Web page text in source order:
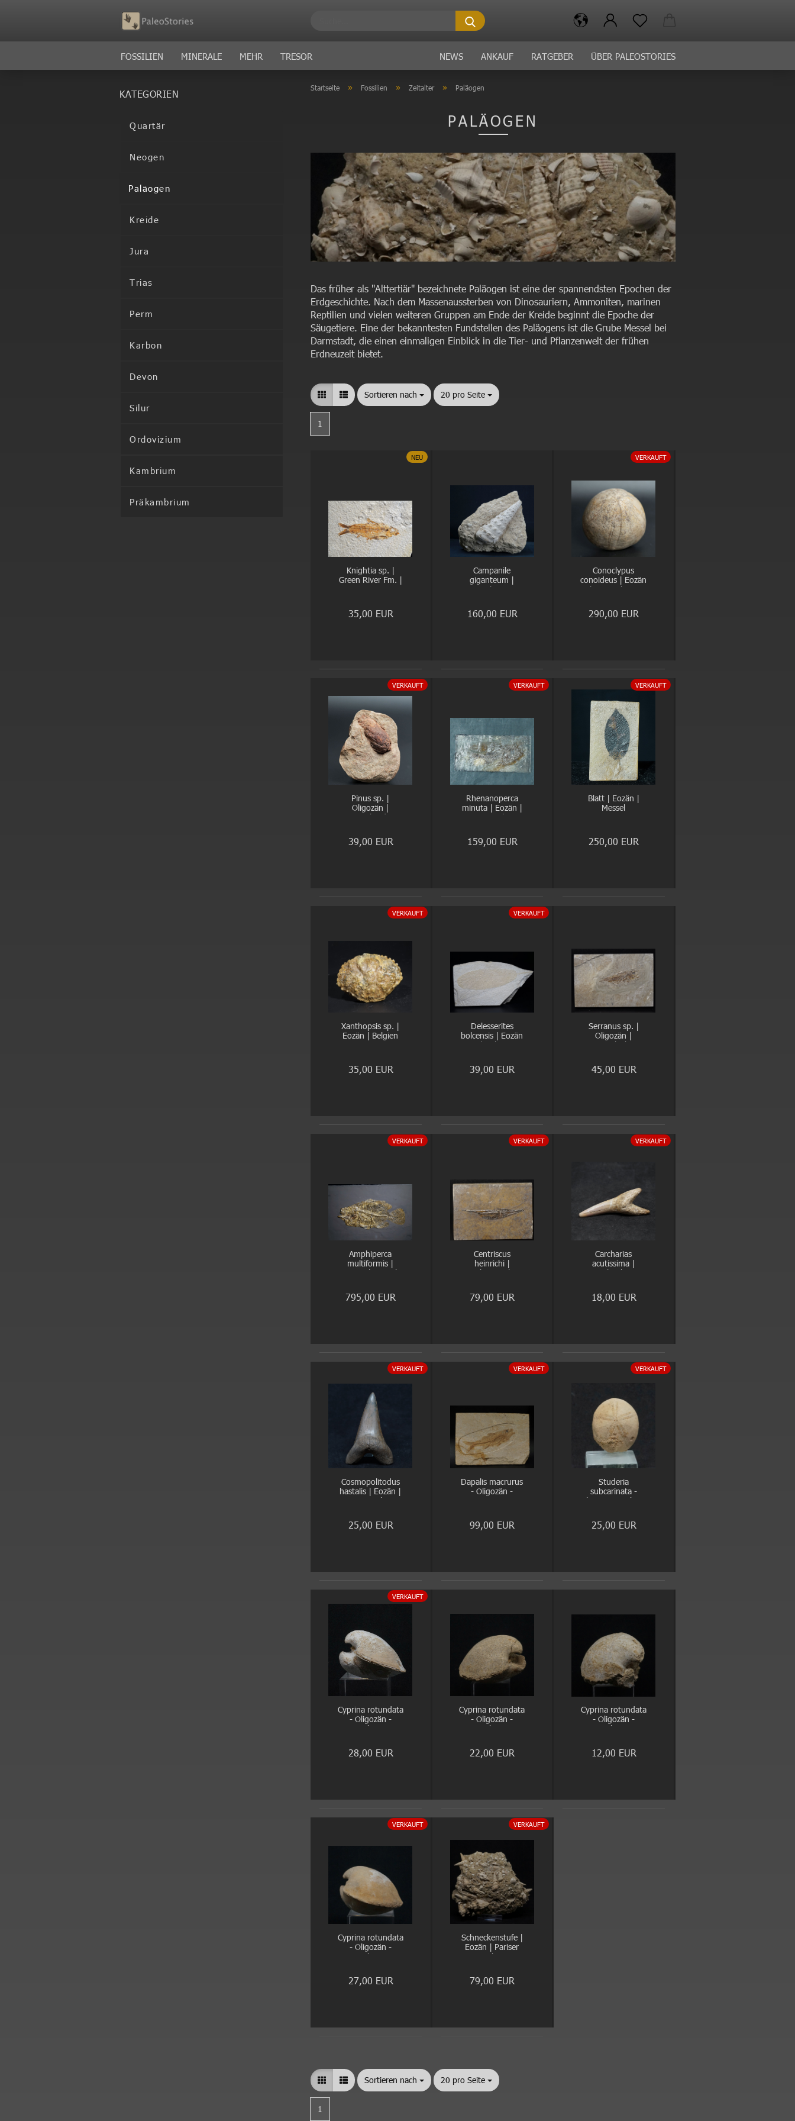
Suche...
FOSSILIEN MINERALE MEHR TRESOR NEWS ANKAUF RATGEBER ÜBER PALEOSTORIES
Startseite » Fossilien » Zeitalter » Paläogen
PALÄOGEN
Das früher als "Alttertiär" bezeichnete Paläogen ist eine der spannendsten Epochen der
Erdgeschichte. Nach dem Massenaussterben von Dinosauriern, Ammoniten, marinen
Reptilien und vielen weiteren Gruppen am Ende der Kreide beginnt die Epoche der
Säugetiere. Eine der bekanntesten Fundstellen des Paläogens ist die Grube Messel bei
Darmstadt, die einen einmaligen Einblick in die Tier- und Pflanzenwelt der frühen
Erdneuzeit bietet.
Sortieren nach
Sortieren nach 20 pro Seite
pro Seite
1
NEU
Knightia sp. |
Green River Fm. |
35,00 EUR
Campanile
giganteum |
Eozän | Pariser
160,00 EUR
VERKAUFT
Conoclypus
conoideus | Eozän
| St. Pankratz
290,00 EUR
VERKAUFT
Pinus sp. |
Oligozän |
Steinhardt
39,00 EUR
VERKAUFT
Rhenanoperca
minuta | Eozän |
Messel
159,00 EUR
VERKAUFT
Blatt | Eozän |
Messel
250,00 EUR
VERKAUFT
Xanthopsis sp. |
Eozän | Belgien
35,00 EUR
VERKAUFT
Delesserites
bolcensis | Eozän
| Bolca
39,00 EUR
Serranus sp. |
Oligozän |
Wiesloch
45,00 EUR
VERKAUFT
Amphiperca
multiformis |
Eozän | Messel
795,00 EUR
VERKAUFT
Centriscus
heinrichi |
Oligozän |
79,00 EUR
VERKAUFT
Carcharias
acutissima |
Eozän | Balegem,
18,00 EUR
VERKAUFT
Cosmopolitodus
hastalis | Eozän |
Rumst, Belgien
25,00 EUR
VERKAUFT
Dapalis macrurus
- Oligozän -
99,00 EUR
VERKAUFT
Studeria
subcarinata -
Oligozän - Doberg
25,00 EUR
VERKAUFT
Cyprina rotundata
- Oligozän -
Doberg
28,00 EUR
Cyprina rotundata
- Oligozän -
Doberg
22,00 EUR
Cyprina rotundata
- Oligozän -
Doberg
12,00 EUR
VERKAUFT
Cyprina rotundata
- Oligozän -
Doberg
27,00 EUR
VERKAUFT
Schneckenstufe |
Eozän | Pariser
Becken
79,00 EUR
Sortieren nach
Sortieren nach 20 pro Seite
pro Seite
1
KATEGORIEN
Quartär
Neogen
Paläogen
Kreide
Jura
Trias
Perm
Karbon
Devon
Silur
Ordovizium
Kambrium
Präkambrium